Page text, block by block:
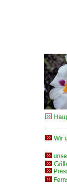
Wir
G